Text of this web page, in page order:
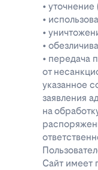
•
•
•
•
• передача
от
указанное
заявления
на
Сайт имеет